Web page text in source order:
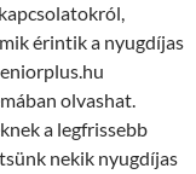
érintik a nyugdíjas
olvashat.
a legfrissebb
nekik nyugdíjas